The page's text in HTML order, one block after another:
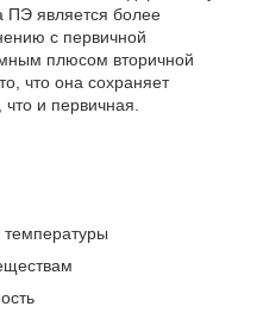
ПЭ является более
с первичной
плюсом вторичной
что она сохраняет
что и первичная.
температуры